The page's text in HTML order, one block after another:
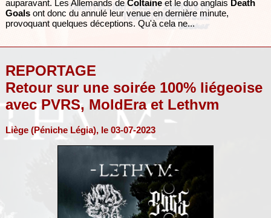
auparavant. Les Allemands de Coltaineet le duo anglais Death
Goalsont donc du annulé leur venue en dernière minute,
provoquant quelques déceptions. Qu'à cela ne...
REPORTAGE
Retour sur une soirée 100% liégeoise
avec PVRS, MoldEra et Lethvm
Liège (Péniche Légia), le 03-07-2023